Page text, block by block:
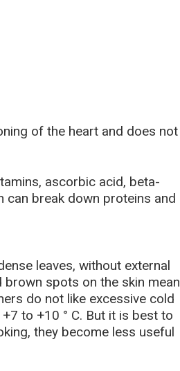
of the heart and does not
ascorbic acid, beta-
can break down proteins and
leaves, without external
spots on the skin mean
do not like excessive cold
to +10 ° C. But it is best to
they become less useful